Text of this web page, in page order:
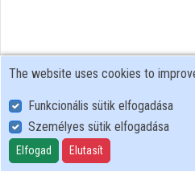
User Policy
Adatkezelési tájékoztató (en)
Cookie Policy
The website uses cookies to
Funkcionális sütik elfogadása
Személyes sütik elfogadása
Elfogad Elutasít